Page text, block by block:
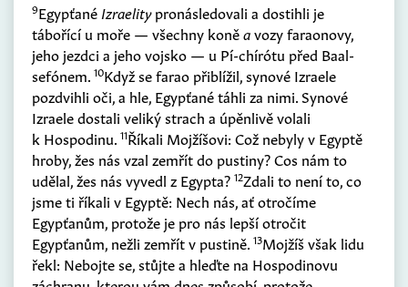
9Egypťané Izraelitypronásledovali a dostihli je
tábořící u moře — všechny koněavozy faraonovy,
jeho jezdci a jeho vojsko — u Pí-chírótu před Baal-
sefónem. 10Když se farao přiblížil, synové Izraele
pozdvihli oči, a hle, Egypťané táhli za nimi. Synové
Izraele dostali veliký strach a úpěnlivě volali
k Hospodinu. 11Říkali Mojžíšovi: Což nebyly v Egyptě
hroby, žes nás vzal zemřít do pustiny? Cos nám to
udělal, žes nás vyvedl z Egypta? 12Zdali to není to, co
jsme ti říkali v Egyptě: Nech nás, ať otročíme
Egypťanům, protože je pro nás lepší otročit
Egypťanům, nežli zemřít v pustině. 13Mojžíš však lidu
řekl: Nebojte se, stůjte a hleďte na Hospodinovu